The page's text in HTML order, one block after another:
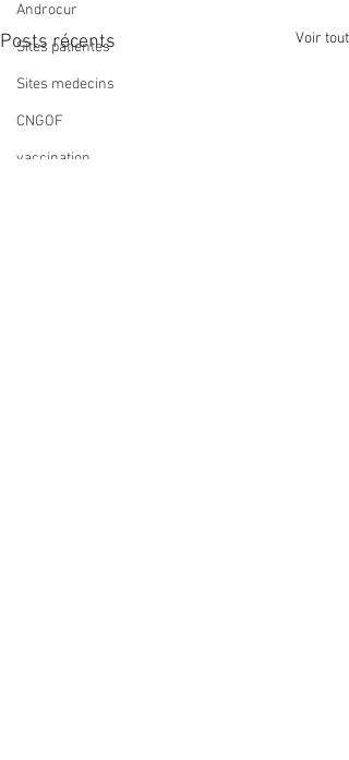
Androcur
Sites patientes
Sites medecins
CNGOF
vaccination
Posts récents Voir tout